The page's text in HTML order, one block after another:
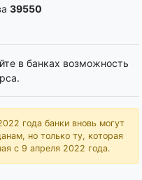
39550
в банках возможность
года банки вновь могут
но только ту, которая
с 9 апреля 2022 года.